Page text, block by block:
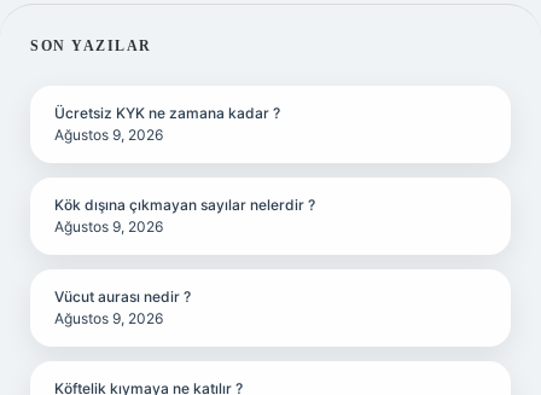
SIDEBAR
SON YAZILAR
Ücretsiz KYK ne zamana kadar ?
Ağustos 9, 2026
Kök dışına çıkmayan sayılar nelerdir ?
Ağustos 9, 2026
Vücut aurası nedir ?
Ağustos 9, 2026
Köftelik kıymaya ne katılır ?